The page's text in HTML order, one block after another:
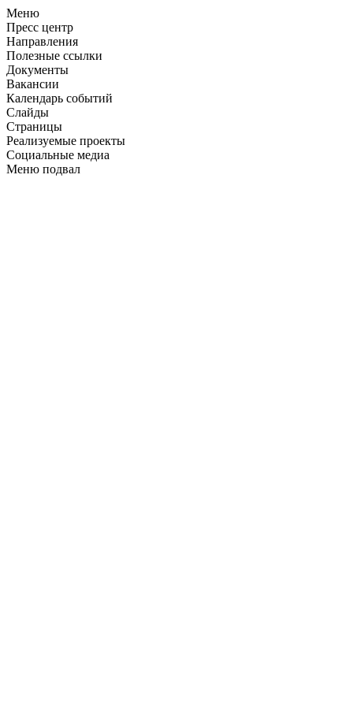
Меню
Пресс центр
Направления
Полезные ссылки
Документы
Вакансии
Календарь событий
Слайды
Страницы
Реализуемые проекты
Социальные медиа
Меню подвал